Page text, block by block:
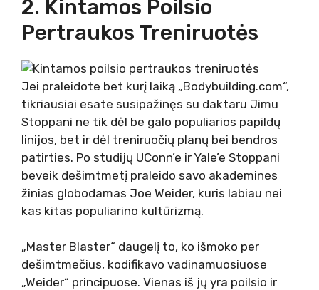
2. Kintamos Poilsio
Pertraukos Treniruotės
Jei praleidote bet kurį laiką „Bodybuilding.com“,
tikriausiai esate susipažinęs su daktaru Jimu
Stoppani ne tik dėl be galo populiarios papildų
linijos, bet ir dėl treniruočių planų bei bendros
patirties. Po studijų UConn’e ir Yale’e Stoppani
beveik dešimtmetį praleido savo akademines
žinias globodamas Joe Weider, kuris labiau nei
kas kitas populiarino kultūrizmą.
„Master Blaster“ daugelį to, ko išmoko per
dešimtmečius, kodifikavo vadinamuosiuose
„Weider“ principuose. Vienas iš jų yra poilsio ir